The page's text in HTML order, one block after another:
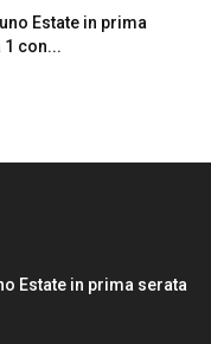
Estate in prima
1 con...
Estate in prima serata